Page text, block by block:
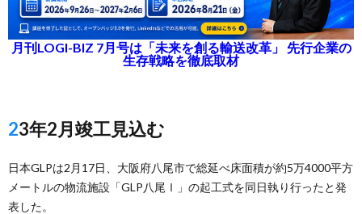
月刊LOGI-BIZ 7月号は「未来を創る輸送改革」 先行企業の
生存戦略を徹底取材
23年2月竣工見込む
日本GLPは2月17日、大阪府八尾市で総延べ床面積が約5万4000平方
メートルの物流施設「GLP八尾Ⅰ」の起工式を同日執り行ったと発
表した。